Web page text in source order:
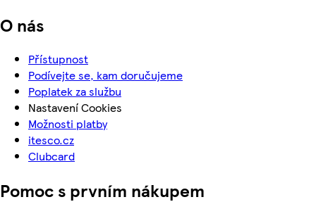
O nás
Přístupnost
Podívejte se, kam doručujeme
Poplatek za službu
Nastavení Cookies
Možnosti platby
itesco.cz
Clubcard
Pomoc s prvním nákupem